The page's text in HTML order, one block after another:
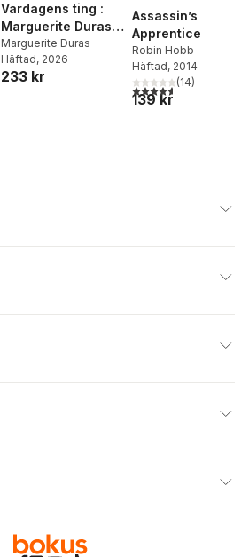
Vardagens ting :
Marguerite Duras
talar med Jérôme
Beaujour
Marguerite Duras
Häftad, 2026
233 kr
Assassin’s
Apprentice
Robin Hobb
Häftad, 2014
4,6utav 5 stjärnor.
(14)
139 kr